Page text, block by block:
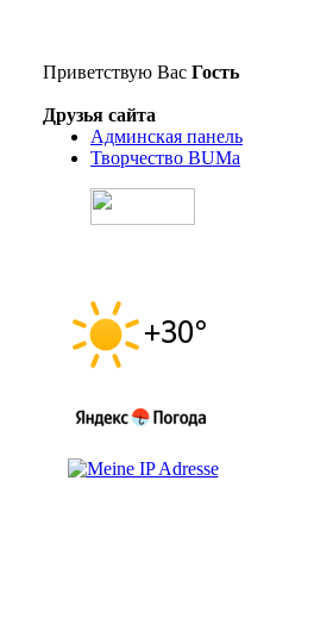
Приветствую Вас Гость
Друзья сайта
Админская панель
Творчество BUMa